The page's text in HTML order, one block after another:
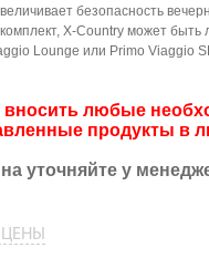
безопасность
X-Country может быть
Lounge или Primo Viaggio
вносить любые
продукты в
уточняйте у